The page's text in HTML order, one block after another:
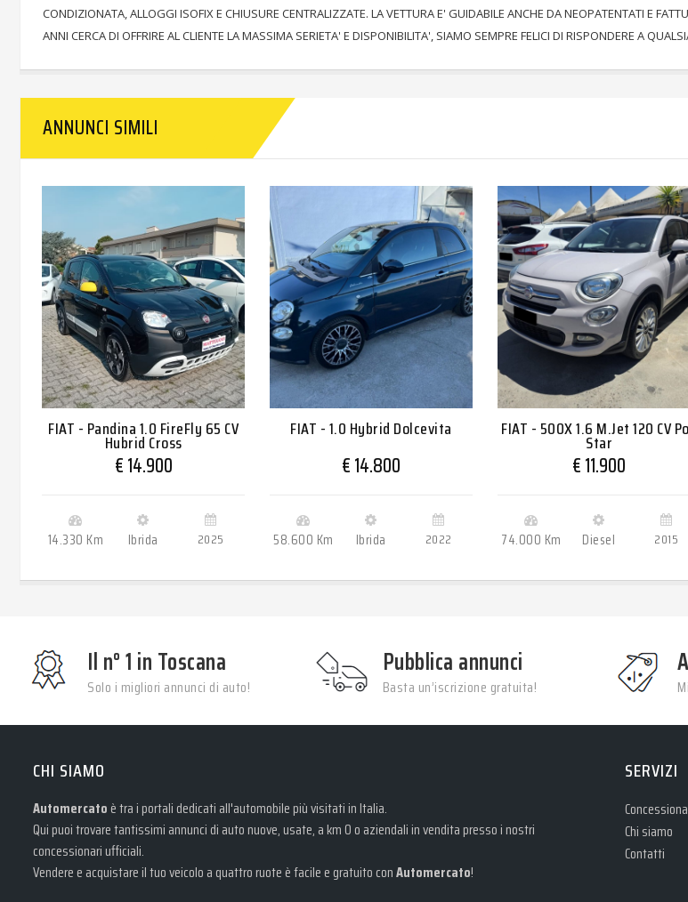
CONDIZIONATA, ALLOGGI ISOFIX E CHIUSURE CENTRALIZZATE. LA VETTURA E' GUIDABILE ANCHE DA NEOPATENTATI E
ANNI CERCA DI OFFRIRE AL CLIENTE LA MASSIMA SERIETA' E DISPONIBILITA', SIAMO SEMPRE FELICI DI RISPONDERE A
ANNUNCI SIMILI
FIAT - Pandina 1.0 FireFly 65 CV
Hybrid Cross
€ 14.900
14.330 Km Ibrida 2025
FIAT - 1.0 Hybrid Dolcevita
€ 14.800
58.600 Km Ibrida 2022
FIAT - 500X 1.6 M.Jet 120 CV
Star
€ 11.900
74.000 Km Diesel 2015
Il n° 1 in Toscana
Solo i migliori annunci di auto!
Pubblica annunci
Basta un’iscrizione gratuita!
CHI SIAMO
Automercato è tra i portali dedicati all'automobile più visitati in Italia.
Qui puoi trovare tantissimi annunci di auto nuove, usate, a km 0 o aziendali in vendita presso i nostri
concessionari ufficiali.
Vendere e acquistare il tuo veicolo a quattro ruote è facile e gratuito conAutomercato!
SERVIZI
Chi siamo
Contatti